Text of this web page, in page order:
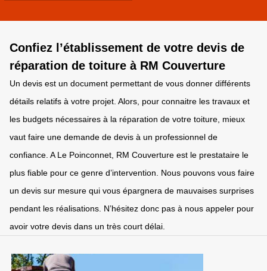
Confiez l’établissement de votre devis de
réparation de toiture à RM Couverture
Un devis est un document permettant de vous donner différents
détails relatifs à votre projet. Alors, pour connaitre les travaux et
les budgets nécessaires à la réparation de votre toiture, mieux
vaut faire une demande de devis à un professionnel de
confiance. A Le Poinconnet, RM Couverture est le prestataire le
plus fiable pour ce genre d’intervention. Nous pouvons vous faire
un devis sur mesure qui vous épargnera de mauvaises surprises
pendant les réalisations. N’hésitez donc pas à nous appeler pour
avoir votre devis dans un très court délai.